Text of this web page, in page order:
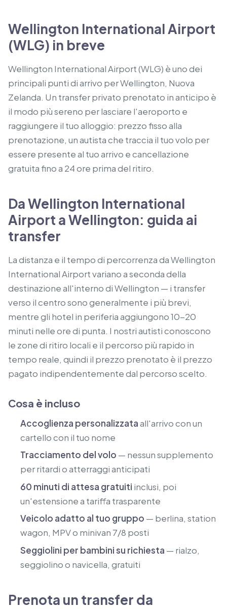
Wellington International Airport
(WLG) in breve
Wellington International Airport (WLG) è uno dei
principali punti di arrivo per Wellington, Nuova
Zelanda. Un transfer privato prenotato in anticipo è
il modo più sereno per lasciare l'aeroporto e
raggiungere il tuo alloggio: prezzo fisso alla
prenotazione, un autista che traccia il tuo volo per
essere presente al tuo arrivo e cancellazione
gratuita fino a 24 ore prima del ritiro.
Da Wellington International
Airport a Wellington: guida ai
transfer
La distanza e il tempo di percorrenza da Wellington
International Airport variano a seconda della
destinazione all'interno di Wellington — i transfer
verso il centro sono generalmente i più brevi,
mentre gli hotel in periferia aggiungono 10-20
minuti nelle ore di punta. I nostri autisti conoscono
le zone di ritiro locali e il percorso più rapido in
tempo reale, quindi il prezzo prenotato è il prezzo
pagato indipendentemente dal percorso scelto.
Cosa è incluso
Accoglienza personalizzataall'arrivo con un
cartello con il tuo nome
Tracciamento del volo — nessun supplemento
per ritardi o atterraggi anticipati
60 minuti di attesa gratuiti inclusi, poi
un'estensione a tariffa trasparente
Veicolo adatto al tuo gruppo — berlina, station
wagon, MPV o minivan 7/8 posti
Seggiolini per bambini su richiesta — rialzo,
seggiolino o navicella, gratuiti
Prenota un transfer da